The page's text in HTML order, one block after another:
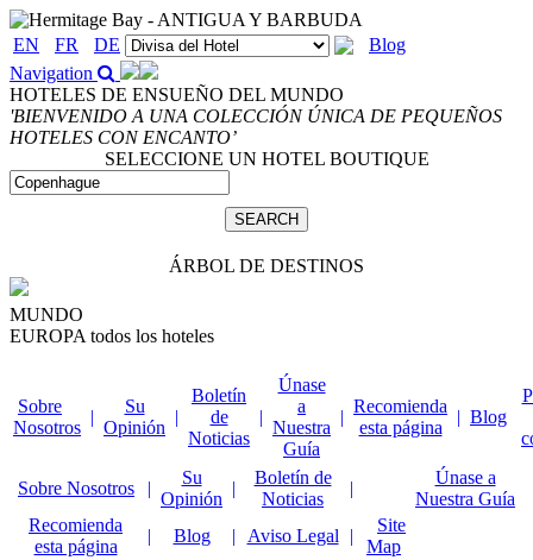
EN FR DE
Blog
Navigation
HOTELES DE ENSUEÑO DEL MUNDO
'BIENVENIDO A UNA COLECCIÓN ÚNICA DE PEQUEÑOS
HOTELES CON ENCANTO’
SELECCIONE UN HOTEL BOUTIQUE
ÁRBOL DE DESTINOS
MUNDO
EUROPA todos los hoteles
Sobre
Nosotros
|
Su
Opinión
|
Boletín
de
Noticias
|
Únase
a
Nuestra
Guía
|
Recomienda
esta página
| Blog
Sobre Nosotros |
Su
Opinión
|
Boletín de
Noticias
|
Únase a
Nuestra Guía
Recomienda
esta página
| Blog | Aviso Legal |
Site
Map